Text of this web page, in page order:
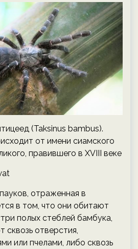
(Taksinus bambus).
от имени сиамского
правившего в XVIII веке
отраженная в
в том, что они обитают
полых стеблей бамбука,
сквозь отверстия,
или пчелами, либо сквозь